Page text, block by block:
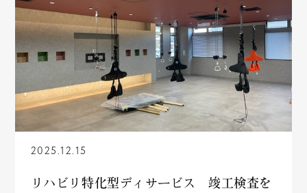
2025.12.15
リハビリ特化型ディサービス 竣工検査を